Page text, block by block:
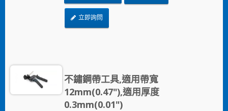
立即詢問
不鏽鋼帶工具,適用帶寬
12mm(0.47"),適用厚度
0.3mm(0.01")